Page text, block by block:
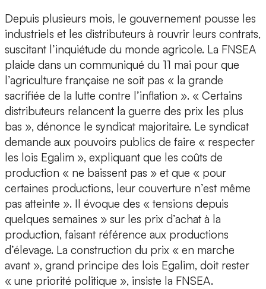
Depuis plusieurs mois, le gouvernement pousse les
industriels et les distributeurs à rouvrir leurs contrats,
suscitant l’inquiétude du monde agricole. La FNSEA
plaide dans un communiqué du 11 mai pour que
l’agriculture française ne soit pas « la grande
sacrifiée de la lutte contre l’inflation ». « Certains
distributeurs relancent la guerre des prix les plus
bas », dénonce le syndicat majoritaire. Le syndicat
demande aux pouvoirs publics de faire « respecter
les lois Egalim », expliquant que les coûts de
production « ne baissent pas » et que « pour
certaines productions, leur couverture n’est même
pas atteinte ». Il évoque des « tensions depuis
quelques semaines » sur les prix d’achat à la
production, faisant référence aux productions
d’élevage. La construction du prix « en marche
avant », grand principe des lois Egalim, doit rester
« une priorité politique », insiste la FNSEA.